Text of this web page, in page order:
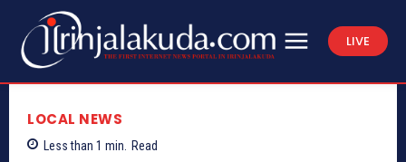
LIVE
LOCAL NEWS
Less than 1 min. Read